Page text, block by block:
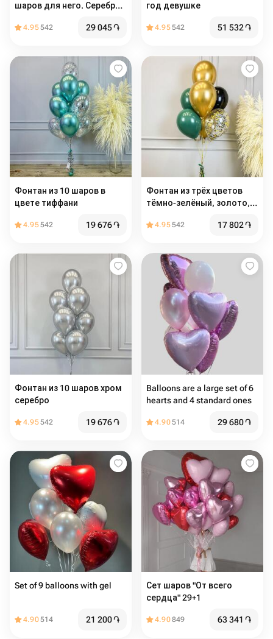
шаров для него. Серебро
пастель
4.95542 29 045֏
год девушке
4.95542 51 532֏
Фонтан из 10 шаров в
цвете тиффани
4.95542 19 676֏
Фонтан из трёх цветов
тёмно-зелёный, золото,
4.95542 17 802֏
Фонтан из 10 шаров хром
серебро
4.95542 19 676֏
Balloons are a large set of 6
hearts and 4 standard ones
4.90514 29 680֏
Set of 9 balloons with gel
4.90514 21 200֏
Сет шаров "От всего
сердца" 29+1
4.90849 63 341 ֏